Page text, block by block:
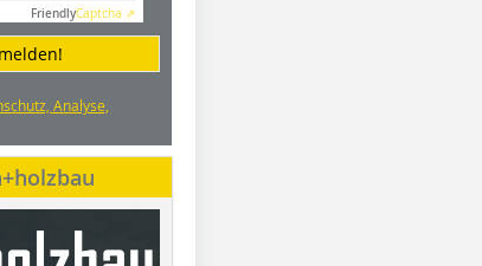
FriendlyCaptcha ⇗
Analyse,